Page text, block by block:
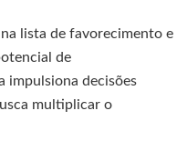
lista de favorecimento e
de
impulsiona decisões
multiplicar o